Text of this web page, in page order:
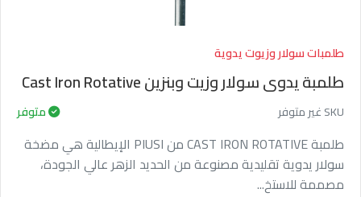
طلمبات سولار وزيوت يدوية
طلمبة يدوى سولار وزيت وبنزين Cast Iron Rotative
SKU غير متوفر متوفر
طلمبة CAST IRON ROTATIVE من PIUSI الإيطالية هي مضخة
سولار يدوية تقليدية مصنوعة من الحديد الزهر عالي الجودة،
مصممة للاستخ...